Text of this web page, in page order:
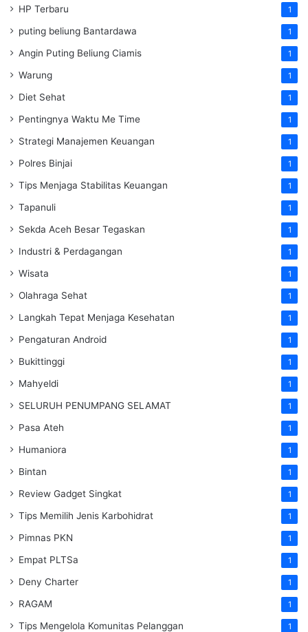
HP Terbaru 1
puting beliung Bantardawa 1
Angin Puting Beliung Ciamis 1
Warung 1
Diet Sehat 1
Pentingnya Waktu Me Time 1
Strategi Manajemen Keuangan 1
Polres Binjai 1
Tips Menjaga Stabilitas Keuangan 1
Tapanuli 1
Sekda Aceh Besar Tegaskan 1
Industri & Perdagangan 1
Wisata 1
Olahraga Sehat 1
Langkah Tepat Menjaga Kesehatan 1
Pengaturan Android 1
Bukittinggi 1
Mahyeldi 1
SELURUH PENUMPANG SELAMAT 1
Pasa Ateh 1
Humaniora 1
Bintan 1
Review Gadget Singkat 1
Tips Memilih Jenis Karbohidrat 1
Pimnas PKN 1
Empat PLTSa 1
Deny Charter 1
RAGAM 1
Tips Mengelola Komunitas Pelanggan 1